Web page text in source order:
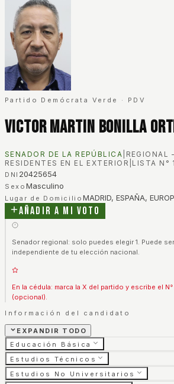
Partido Demócrata Verde · PDV
Victor Martin Bonilla
SENADOR DE LA REPÚBLICA REGIONAL
RESIDENTES EN EL EXTERIOR LISTA N° 1
DNI 20425654
Sexo Masculino
Lugar de Domicilio MADRID, ESPAÑA,
Añadir a mi voto
Senador regional: solo puedes elegir 1. Puede
independiente de tu elección nacional.
En la cédula: marca la X del partido y escribe el
(opcional).
Información del candidato
EXPANDIR TODO
Educación Básica
Estudios Técnicos
Estudios No Universitarios